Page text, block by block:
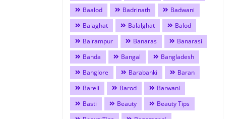
Baalod
Badrinath
Badwani
Balaghat
Balalghat
Balod
Balrampur
Banaras
Banarasi
Banda
Bangal
Bangladesh
Banglore
Barabanki
Baran
Bareli
Barod
Barwani
Basti
Beauty
Beauty Tips